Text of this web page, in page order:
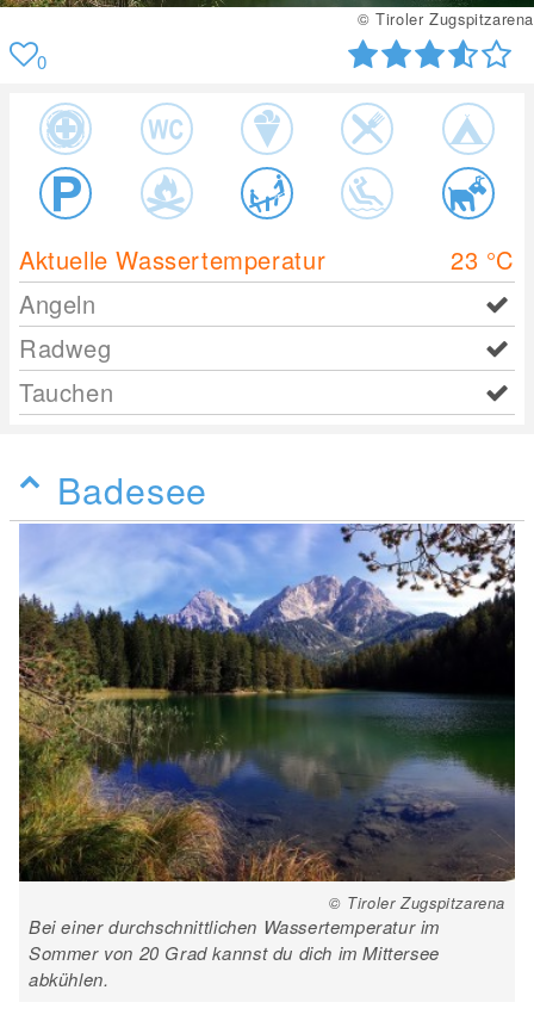
© Tiroler Zugspitzarena
0
Aktuelle Wassertemperatur 23 °C
Angeln
Radweg
Tauchen
Badesee
© Tiroler Zugspitzarena
Bei einer durchschnittlichen Wassertemperatur im
Sommer von 20 Grad kannst du dich im Mittersee
abkühlen.